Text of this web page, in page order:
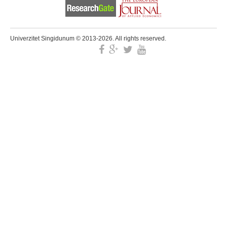
Univerzitet Singidunum © 2013-2026. All rights reserved.